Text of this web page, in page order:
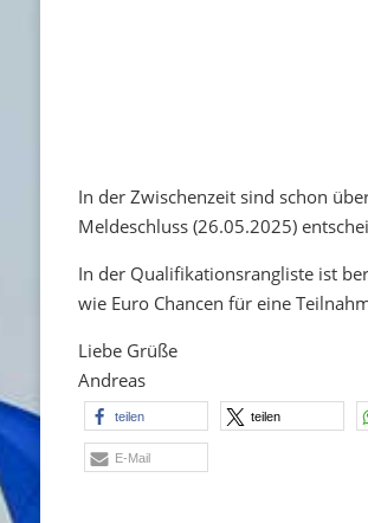
In der Zwischenzeit sind schon
Meldeschluss (26.05.2025)
In der Qualifikationsrangliste ist
wie Euro Chancen für eine
Liebe Grüße
Andreas
teilen teilen
E-Mail